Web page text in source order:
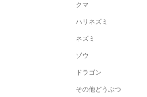
クマ
ハリネズミ
ネズミ
ゾウ
ドラゴン
その他どうぶつ